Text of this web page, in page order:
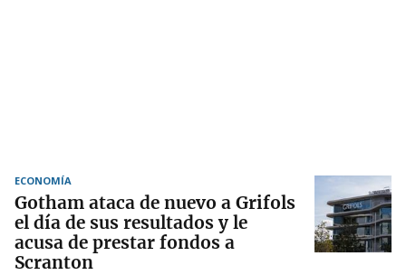
ECONOMÍA
Gotham ataca de nuevo a Grifols
el día de sus resultados y le
acusa de prestar fondos a
Scranton